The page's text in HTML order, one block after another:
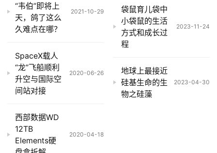
“韦伯”即将上
天，鸽了这么
久难点在哪？
2021-10-29
SpaceX载人
“龙”飞船顺利
升空与国际空
间站对接
2020-06-26
西部数据WD
12TB
Elements硬
2020-04-18
袋鼠育儿袋中
小袋鼠的生活
方式和成长过
程
2023-11-24
地球上最接近
硅基生命的生
物之硅藻
2023-04-30